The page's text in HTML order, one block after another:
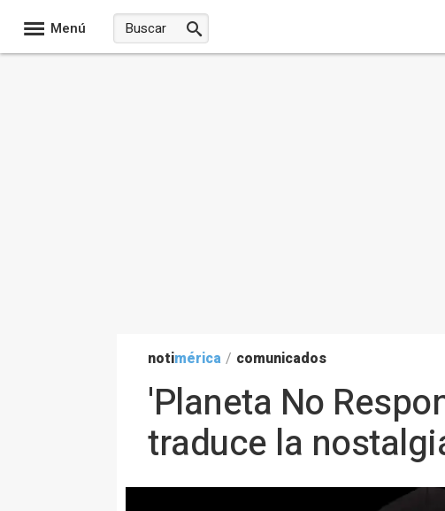
Menú
notimérica / comunicados
'Planeta No
traduce la